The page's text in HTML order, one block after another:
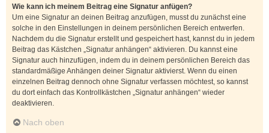
Wie kann ich meinem Beitrag eine Signatur anfügen?
Um eine Signatur an deinen Beitrag anzufügen, musst du zunächst eine
solche in den Einstellungen in deinem persönlichen Bereich entwerfen.
Nachdem du die Signatur erstellt und gespeichert hast, kannst du in jedem
Beitrag das Kästchen „Signatur anhängen“ aktivieren. Du kannst eine
Signatur auch hinzufügen, indem du in deinem persönlichen Bereich das
standardmäßige Anhängen deiner Signatur aktivierst. Wenn du einen
einzelnen Beitrag dennoch ohne Signatur verfassen möchtest, so kannst
du dort einfach das Kontrollkästchen „Signatur anhängen“ wieder
deaktivieren.
Nach oben